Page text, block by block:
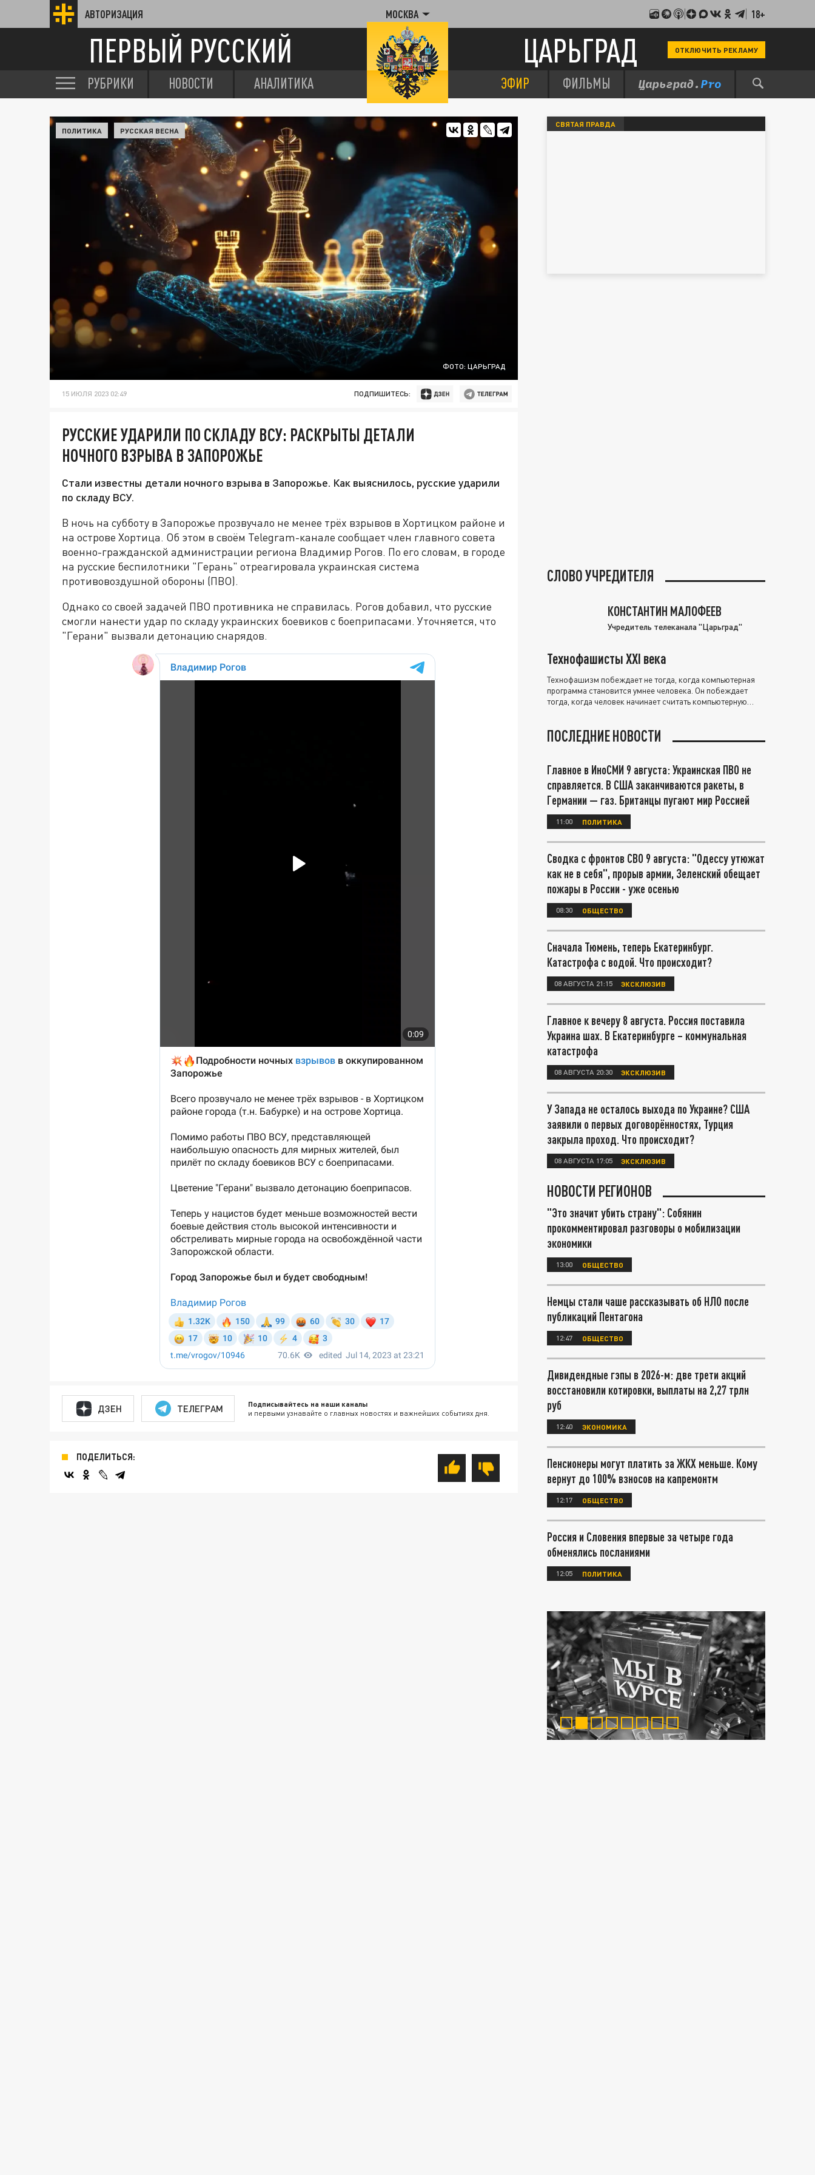
АВТОРИЗАЦИЯ МОСКВА 18+
ПЕРВЫЙ РУССКИЙ ЦАРЬГРАД ОТКЛЮЧИТЬ РЕКЛАМУ
РУБРИКИ НОВОСТИ АНАЛИТИКА ЭФИР ФИЛЬМЫ
ФОТО: ЦАРЬГРАД
ПОЛИТИКА РУССКАЯ ВЕСНА
15 ИЮЛЯ 2023 02:49 ПОДПИШИТЕСЬ:
РУССКИЕ УДАРИЛИ ПО СКЛАДУ ВСУ: РАСКРЫТЫ ДЕТАЛИ
НОЧНОГО ВЗРЫВА В ЗАПОРОЖЬЕ
Стали известны детали ночного взрыва в Запорожье. Как выяснилось, русские ударили
по складу ВСУ.
В ночь на субботу в Запорожье прозвучало не менее трёх взрывов в Хортицком районе и
на острове Хортица. Об этом в своём Telegram-канале сообщает член главного совета
военно-гражданской администрации региона Владимир Рогов. По его словам, в городе
на русские беспилотники "Герань" отреагировала украинская система
противовоздушной обороны (ПВО).
Однако со своей задачей ПВО противника не справилась. Рогов добавил, что русские
смогли нанести удар по складу украинских боевиков с боеприпасами. Уточняется, что
"Герани" вызвали детонацию снарядов.
ДЗЕН ТЕЛЕГРАМ Подписывайтесь на наши каналы
и первыми узнавайте о главных новостях и важнейших событиях дня.
ПОДЕЛИТЬСЯ:
СВЯТАЯ ПРАВДА
СЛОВО УЧРЕДИТЕЛЯ
КОНСТАНТИН МАЛОФЕЕВ
Учредитель телеканала "Царьград"
Технофашисты XXI века
Технофашизм побеждает не тогда, когда компьютерная
программа становится умнее человека. Он побеждает
тогда, когда человек начинает считать компьютерную
ПОСЛЕДНИЕ НОВОСТИ
Главное в ИноСМИ 9 августа: Украинская ПВО не
справляется. В США заканчиваются ракеты, в
Германии — газ. Британцы пугают мир Россией
11:00 ПОЛИТИКА
Сводка с фронтов СВО 9 августа: "Одессу утюжат
как не в себя", прорыв армии, Зеленский обещает
пожары в России - уже осенью
08:30 ОБЩЕСТВО
Сначала Тюмень, теперь Екатеринбург.
Катастрофа с водой. Что происходит?
08 АВГУСТА 21:15 ЭКСКЛЮЗИВ
Главное к вечеру 8 августа. Россия поставила
Украина шах. В Екатеринбурге – коммунальная
катастрофа
08 АВГУСТА 20:30 ЭКСКЛЮЗИВ
У Запада не осталось выхода по Украине? США
заявили о первых договорённостях, Турция
закрыла проход. Что происходит?
08 АВГУСТА 17:05 ЭКСКЛЮЗИВ
НОВОСТИ РЕГИОНОВ
"Это значит убить страну": Собянин
прокомментировал разговоры о мобилизации
экономики
13:00 ОБЩЕСТВО
Немцы стали чаше рассказывать об НЛО после
публикаций Пентагона
12:47 ОБЩЕСТВО
Дивидендные гэпы в 2026-м: две трети акций
восстановили котировки, выплаты на 2,27 трлн
руб
12:40 ЭКОНОМИКА
Пенсионеры могут платить за ЖКХ меньше. Кому
вернут до 100% взносов на капремонтм
12:17 ОБЩЕСТВО
Россия и Словения впервые за четыре года
обменялись посланиями
12:05 ПОЛИТИКА